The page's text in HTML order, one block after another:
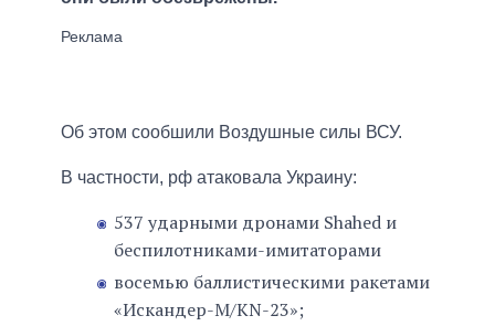
Об этом сообшили Воздушные силы ВСУ.
В частности, рф атаковала Украину:
537 ударными дронами Shahed и
беспилотниками-имитаторами
восемью баллистическими ракетами
«Искандер-М/KN-23»;